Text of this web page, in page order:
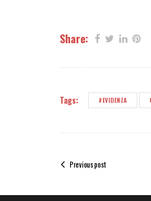
Share:
Tags: #EVIDENZA
Previous post